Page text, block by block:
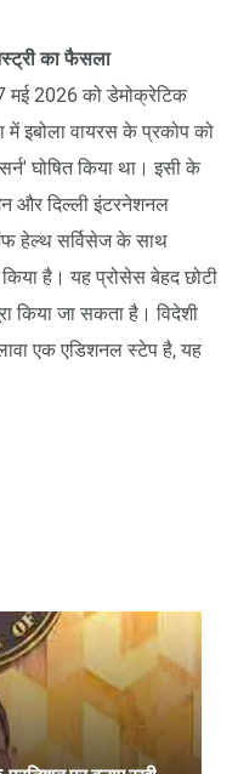
का फैसला
मई 2026 को डेमोक्रेटिक
इबोला वायरस के प्रकोप को
घोषित किया था। इसी के
और दिल्ली इंटरनेशनल
हेल्थ सर्विसेज के साथ
है। यह प्रोसेस बेहद छोटी
किया जा सकता है। विदेशी
एक एडिशनल स्टेप है, यह